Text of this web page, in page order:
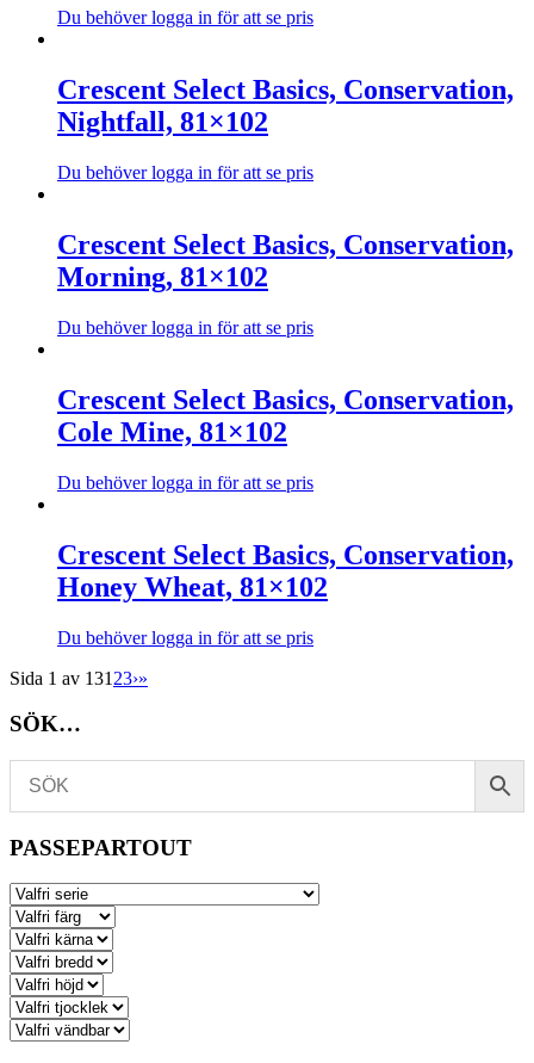
De
olika
kan
väljas
på
produktsidan
Du behöver logga in för att se pris
produkten
har
flera
De
olika
kan
väljas
på
produktsidan
Crescent Select Basics, Conservation,
Nightfall, 81×102
Du behöver logga in för att se pris
produkten
har
flera
De
olika
kan
väljas
på
produktsidan
Crescent Select Basics, Conservation,
Morning, 81×102
Du behöver logga in för att se pris
produkten
har
flera
De
olika
kan
väljas
på
produktsidan
Crescent Select Basics, Conservation,
Cole Mine, 81×102
Du behöver logga in för att se pris
produkten
har
flera
De
olika
alternativen
väljas
produktsidan
Crescent Select Basics, Conservation,
Honey Wheat, 81×102
Du behöver logga in för att se pris
här
har
varianter.
De
olika
kan
på
produktsidan
Sida 1 av 131 23›»
SÖK…
PASSEPARTOUT